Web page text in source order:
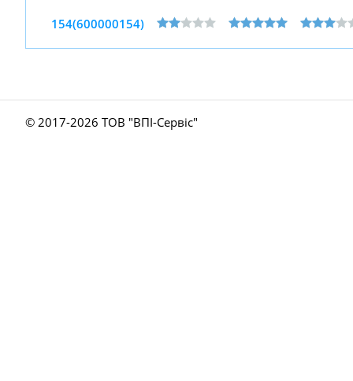
154(600000154)
© 2017-2026 ТОВ "ВПІ-Сервіс"